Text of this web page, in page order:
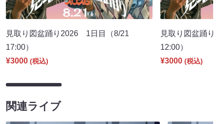
見取り図盆踊り2026 1日目（8/21
17:00）
¥3000 (税込)
見取り図盆踊
12:00）
¥3000 (税込)
関連ライブ